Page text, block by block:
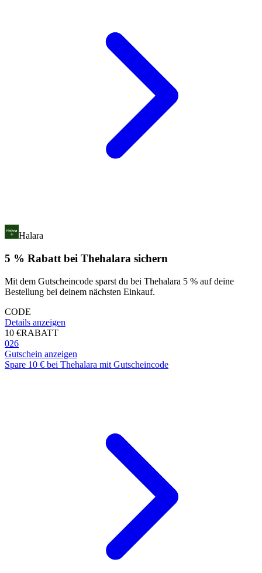
Halara
5 % Rabatt bei Thehalara sichern
Mit dem Gutscheincode sparst du bei Thehalara 5 % auf deine
Bestellung bei deinem nächsten Einkauf.
CODE
Details anzeigen
10 €RABATT
026
Gutschein anzeigen
Spare 10 € bei Thehalara mit Gutscheincode